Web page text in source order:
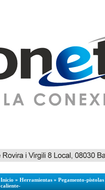
Inicio » Herramientas » Pegamento-
caliente-